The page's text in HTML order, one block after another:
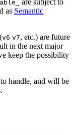
are subject to
as Semantic
(v6 v7, etc.) are future
in the next major
keep the possibility
handle, and will be